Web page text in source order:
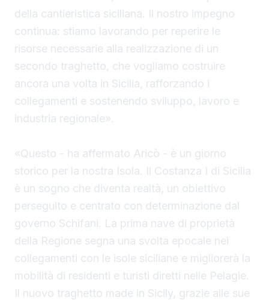
della cantieristica siciliana. Il nostro impegno
continua: stiamo lavorando per reperire le
risorse necessarie alla realizzazione di un
secondo traghetto, che vogliamo costruire
ancora una volta in Sicilia, rafforzando i
collegamenti e sostenendo sviluppo, lavoro e
industria regionale».
«Questo - ha affermato Aricò - è un giorno
storico per la nostra Isola. Il Costanza I di Sicilia
è un sogno che diventa realtà, un obiettivo
perseguito e centrato con determinazione dal
governo Schifani. La prima nave di proprietà
della Regione segna una svolta epocale nei
collegamenti con le isole siciliane e migliorerà la
mobilità di residenti e turisti diretti nelle Pelagie.
Il nuovo traghetto made in Sicily, grazie alle sue